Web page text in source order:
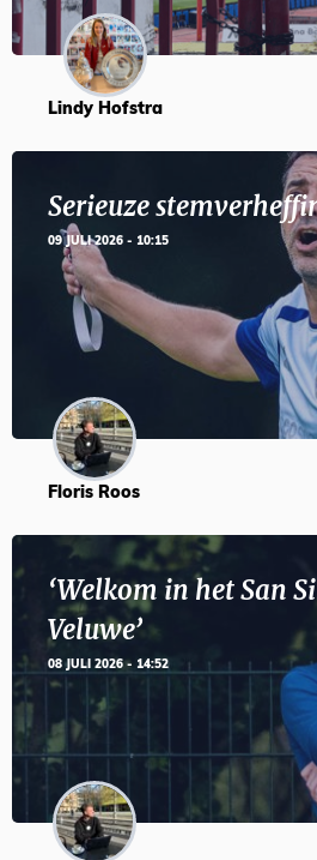
Lindy Hofstra
Serieuze
09 JULI 2026 - 10:15
Floris Roos
‘Welkom in het San
Veluwe’
08 JULI 2026 - 14:52